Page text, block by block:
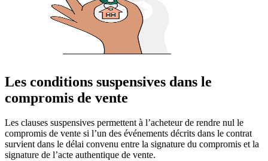
Les conditions suspensives dans le
compromis de vente
Les clauses suspensives permettent à l’acheteur de rendre nul le
compromis de vente si l’un des événements décrits dans le contrat
survient dans le délai convenu entre la signature du compromis et la
signature de l’acte authentique de vente.